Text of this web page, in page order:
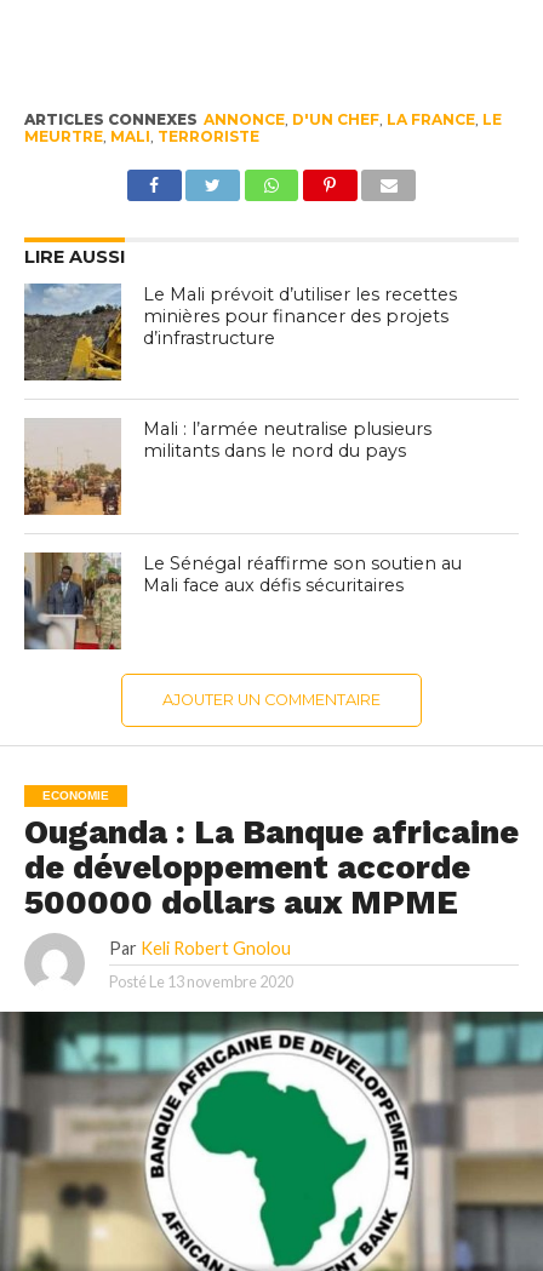
ARTICLES CONNEXES ANNONCE, D'UN CHEF, LA FRANCE, LE
MEURTRE, MALI, TERRORISTE
LIRE AUSSI
Le Mali prévoit d’utiliser les recettes
minières pour financer des projets
d’infrastructure
Mali : l’armée neutralise plusieurs
militants dans le nord du pays
Le Sénégal réaffirme son soutien au
Mali face aux défis sécuritaires
AJOUTER UN COMMENTAIRE
ECONOMIE
Ouganda : La Banque africaine
de développement accorde
500000 dollars aux MPME
Par Keli Robert Gnolou
Posté Le 13 novembre 2020